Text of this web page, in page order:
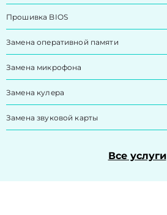
Прошивка BIOS
Замена оперативной памяти
Замена микрофона
Замена кулера
Замена звуковой карты
Все услуги